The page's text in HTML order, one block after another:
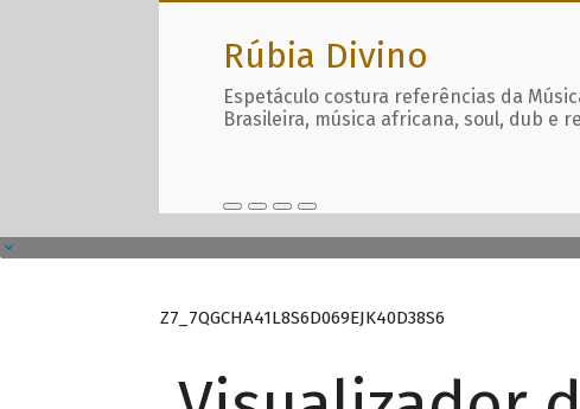
Rúbia Divino
Espetáculo costura referências da
Brasileira, música africana, soul, dub e
Z7_7QGCHA41L8S6D069EJK40D38S6